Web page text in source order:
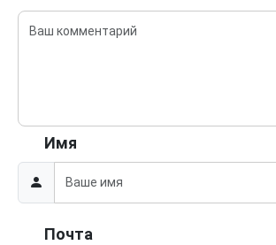
Имя
Почта